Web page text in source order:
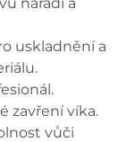
uskladnění a
zavření víka.
vůči